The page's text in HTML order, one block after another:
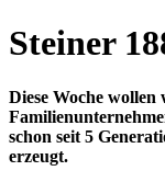
Steiner
Diese Woche wollen
schon seit 5
erzeugt.